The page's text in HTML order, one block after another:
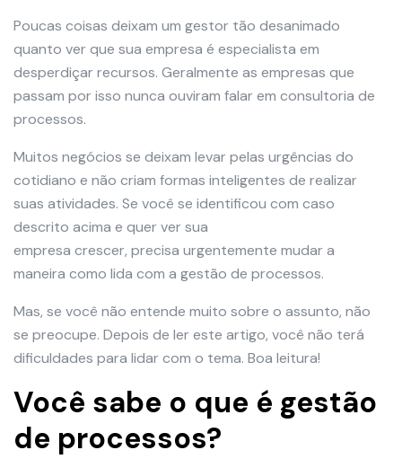
Poucas coisas deixam um gestor tão desanimado
quanto ver que sua empresa é especialista em
desperdiçar recursos. Geralmente as empresas que
passam por isso nunca ouviram falar em consultoria de
processos.
Muitos negócios se deixam levar pelas urgências do
cotidiano e não criam formas inteligentes de realizar
suas atividades. Se você se identificou com caso
descrito acima e quer ver sua
empresa crescer, precisa urgentemente mudar a
maneira como lida com a gestão de processos.
Mas, se você não entende muito sobre o assunto, não
se preocupe. Depois de ler este artigo, você não terá
dificuldades para lidar com o tema. Boa leitura!
Você sabe o que é gestão
de processos?